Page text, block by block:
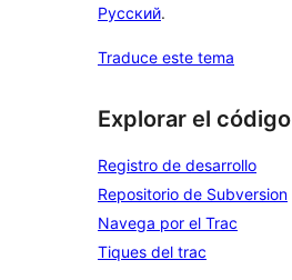
Русский.
Traduce este tema
Explorar el código
Registro de desarrollo
Repositorio de Subversion
Navega por el Trac
Tiques del trac